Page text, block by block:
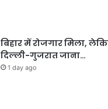
बिहार में रोजगार मिला,
दिल्ली-गुजरात जाना…
1 day ago